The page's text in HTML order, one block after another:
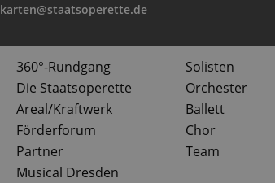
karten@staatsoperette.de
360°-Rundgang
Die Staatsoperette
Areal/Kraftwerk
Förderforum
Partner
Musical Dresden
Solisten
Orchester
Ballett
Chor
Team